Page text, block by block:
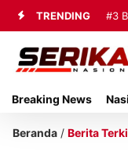
TRENDING #3
Breaking News
Beranda / Berita